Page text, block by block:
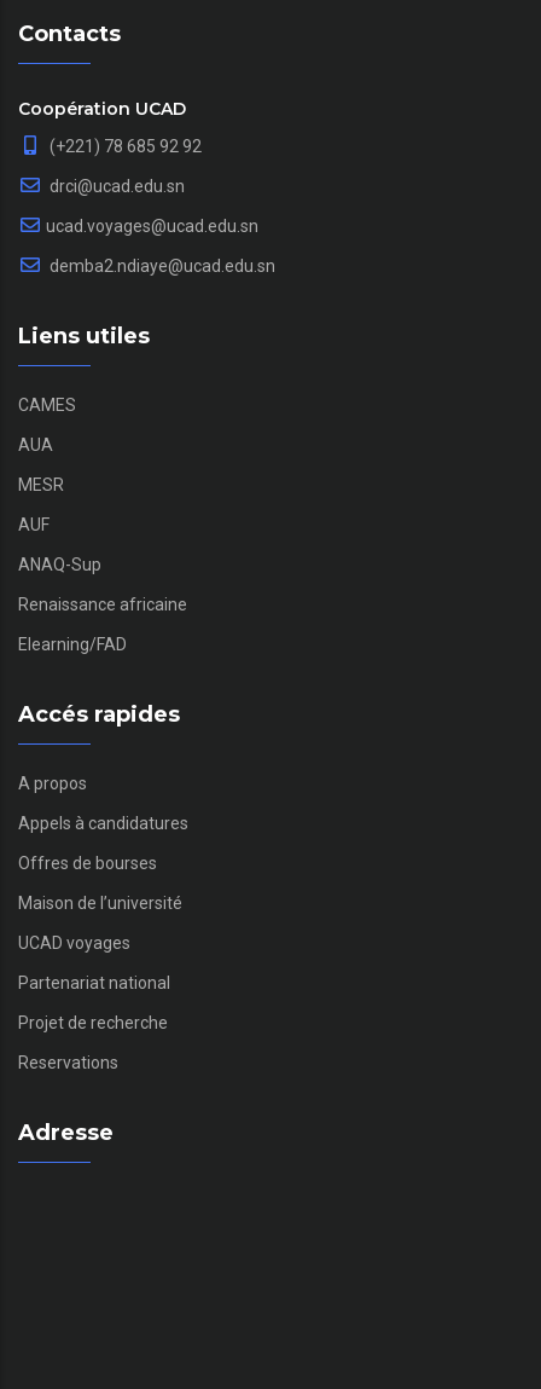
Contacts
Coopération UCAD
(+221) 78 685 92 92
drci@ucad.edu.sn
ucad.voyages@ucad.edu.sn
demba2.ndiaye@ucad.edu.sn
Liens utiles
CAMES
AUA
MESR
AUF
ANAQ-Sup
Renaissance africaine
Elearning/FAD
Accés rapides
A propos
Appels à candidatures
Offres de bourses
Maison de l’université
UCAD voyages
Partenariat national
Projet de recherche
Reservations
Adresse